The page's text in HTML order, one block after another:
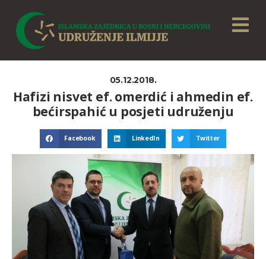
05.12.2018.
Hafizi nisvet ef. omerdić i ahmedin ef.
bećirspahić u posjeti udruženju
Facebook LinkedIn Twitter